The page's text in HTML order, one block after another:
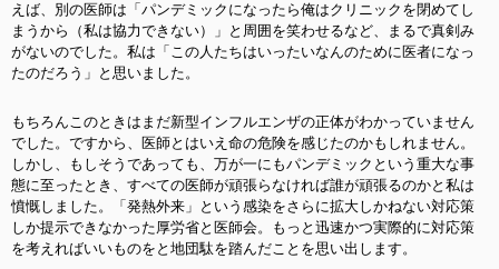
えば、別の医師は「パンデミックになったら俺はクリニックを閉めてし
まうから（私は協力できない）」と周囲を笑わせるなど、まるで真剣み
がないのでした。私は「この人たちはいったいなんのために医者になっ
たのだろう」と思いました。
もちろんこのときはまだ新型インフルエンザの正体がわかっていません
でした。ですから、医師とはいえ命の危険を感じたのかもしれません。
しかし、もしそうであっても、万が一にもパンデミックという重大な事
態に至ったとき、すべての医師が頑張らなければ誰が頑張るのかと私は
憤慨しました。「発熱外来」という感染をさらに拡大しかねない対応策
しか提示できなかった厚労省と医師会。もっと迅速かつ実際的に対応策
を考えればいいものをと地団駄を踏んだことを思い出します。